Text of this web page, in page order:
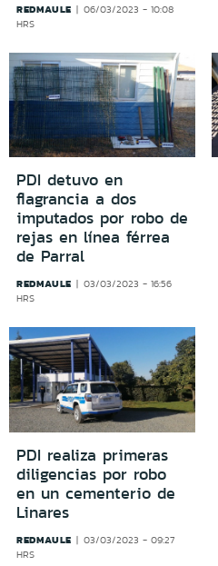
REDMAULE
06/03/2023 - 10:08
HRS
PDI detuvo en
flagrancia a dos
imputados por robo de
rejas en línea férrea
de Parral
REDMAULE
03/03/2023 - 16:56
HRS
PDI realiza primeras
diligencias por robo
en un cementerio de
Linares
REDMAULE
03/03/2023 - 09:27
HRS